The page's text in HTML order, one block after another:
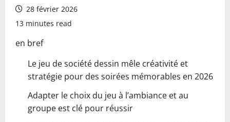
28 février 2026
13 minutes read
en bref
Le jeu de société dessin mêle créativité et
stratégie pour des soirées mémorables en 2026
Adapter le choix du jeu à l’ambiance et au
groupe est clé pour réussir